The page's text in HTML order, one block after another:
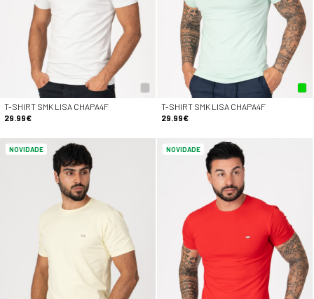
T-SHIRT SMK LISA CHAPA4F
29.99€
T-SHIRT SMK LISA CHAPA4F
29.99€
NOVIDADE NOVIDADE